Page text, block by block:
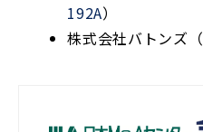
192A）
株式会社バトンズ（